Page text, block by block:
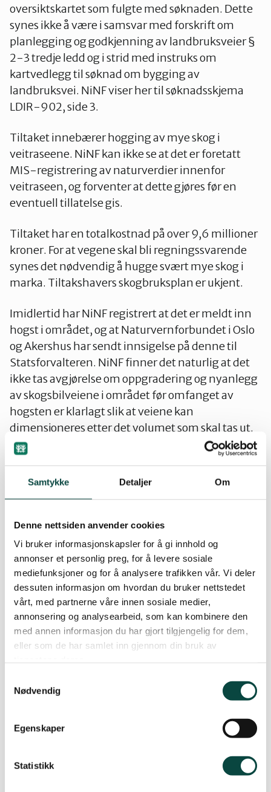
Samtykke Detaljer Om
Denne nettsiden anvender cookies
Vi bruker informasjonskapsler for å gi innhold og
annonser et personlig preg, for å levere sosiale
mediefunksjoner og for å analysere trafikken vår. Vi deler
dessuten informasjon om hvordan du bruker nettstedet
vårt, med partnerne våre innen sosiale medier,
annonsering og analysearbeid, som kan kombinere den
med annen informasjon du har gjort tilgjengelig for dem,
eller som de har samlet inn gjennom din bruk av
Nødvendig
Egenskaper
Statistikk
oversiktskartet som fulgte med søknaden. Dette
synes ikke å være i samsvar med forskrift om
planlegging og godkjenning av landbruksveier §
2-3 tredje ledd og i strid med instruks om
kartvedlegg til søknad om bygging av
landbruksvei. NiNF viser her til søknadsskjema
LDIR-902, side 3.
Tiltaket innebærer hogging av mye skog i
veitraseene. NiNF kan ikke se at det er foretatt
MIS-registrering av naturverdier innenfor
veitraseen, og forventer at dette gjøres før en
eventuell tillatelse gis.
Tiltaket har en totalkostnad på over 9,6 millioner
kroner. For at vegene skal bli regningssvarende
synes det nødvendig å hugge svært mye skog i
marka. Tiltakshavers skogbruksplan er ukjent.
Imidlertid har NiNF registrert at det er meldt inn
hogst i området, og at Naturvernforbundet i Oslo
og Akershus har sendt innsigelse på denne til
Statsforvalteren. NiNF finner det naturlig at det
ikke tas avgjørelse om oppgradering og nyanlegg
av skogsbilveiene i området før omfanget av
hogsten er klarlagt slik at veiene kan
dimensjoneres etter det volumet som skal tas ut.
Godkjenning av avkjørsel og bruk av offentlig
Etter det NiNF erfarer foreligger det ikke tillatelse
økt bruk av eksisterende avkjørsel fra
Siggerudveien, Almenningsveien eller
Eikjolsveien. Slik tillatelse skal på være godkjent
av veimyndighetene før tillatelse til veibygging
gis, jf. forskrift om planlegging og godkjenning av
landbruksveier §2.2, annet ledd, jf. lov om veger
§§ 40-43
Tiltakshaver søker om å etablere skogsbilvei
tilhenger, inntil 60 tonn totalvekt og inntil 24 m
opplysninger som tilsier at de offentlige veiene i
området tåler en slik belastning. Tiltakshaver vil
dersom tømmeret skal transporteres på en